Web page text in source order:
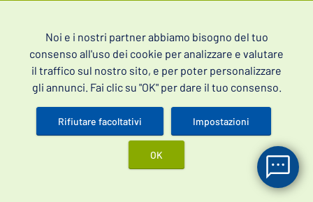
Informazioni
Contatti
Domande frequenti
Noi e i nostri partner abbiamo bisogno del tuo
consenso all'uso dei cookie per analizzare e valutare
il traffico sul nostro sito, e per poter personalizzare
gli annunci. Fai clic su "OK" per dare il tuo consenso.
Rifiutare facoltativi Impostazioni
OK